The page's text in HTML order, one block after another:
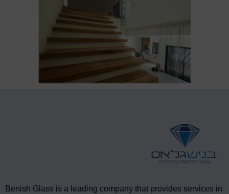
Benish Glass is a leading company that provides services in